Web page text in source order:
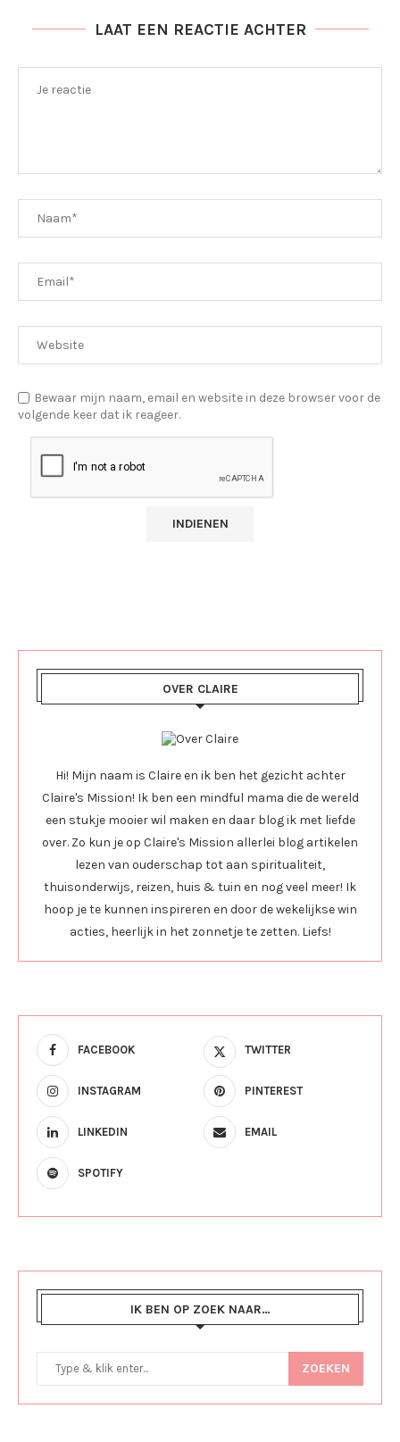
LAAT EEN REACTIE ACHTER
Bewaar mijn naam, email en website in deze browser voor de
volgende keer dat ik reageer.
OVER CLAIRE
Hi! Mijn naam is Claire en ik ben het gezicht achter
Claire's Mission! Ik ben een mindful mama die de wereld
een stukje mooier wil maken en daar blog ik met liefde
over. Zo kun je op Claire's Mission allerlei blog artikelen
lezen van ouderschap tot aan spiritualiteit,
thuisonderwijs, reizen, huis & tuin en nog veel meer! Ik
hoop je te kunnen inspireren en door de wekelijkse win
acties, heerlijk in het zonnetje te zetten. Liefs!
FACEBOOK TWITTER
INSTAGRAM PINTEREST
LINKEDIN EMAIL
SPOTIFY
IK BEN OP ZOEK NAAR…
ZOEKEN